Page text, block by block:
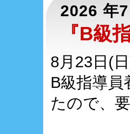
2026 年
『B級
8月23日(
B級指導
たので、